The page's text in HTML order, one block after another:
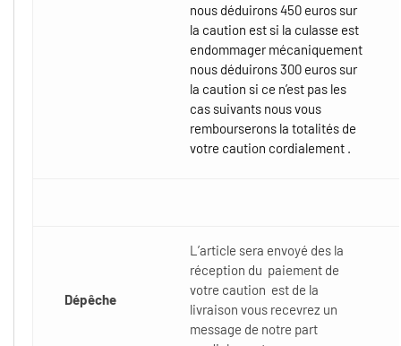
nous déduirons 450 euros sur
la caution est si la culasse est
endommager mécaniquement
nous déduirons 300 euros sur
la caution si ce n’est pas les
cas suivants nous vous
rembourserons la totalités de
votre caution cordialement .
Dépêche
L’article sera envoyé des la
réception du paiement de
votre caution est de la
livraison vous recevrez un
message de notre part